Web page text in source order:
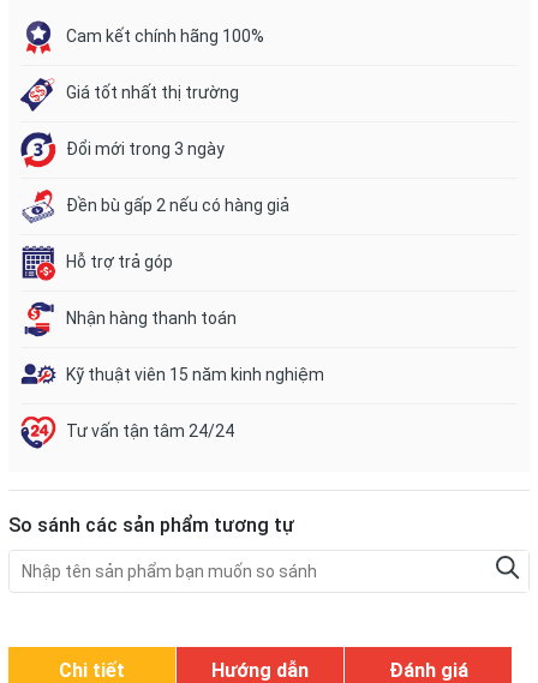
Cam kết chính hãng 100%
Giá tốt nhất thị trường
Đổi mới trong 3 ngày
Đền bù gấp 2 nếu có hàng giả
Hỗ trợ trả góp
Nhận hàng thanh toán
Kỹ thuật viên 15 năm kinh nghiệm
Tư vấn tận tâm 24/24
So sánh các sản phẩm tương tự
Chi tiết Hướng dẫn Đánh giá